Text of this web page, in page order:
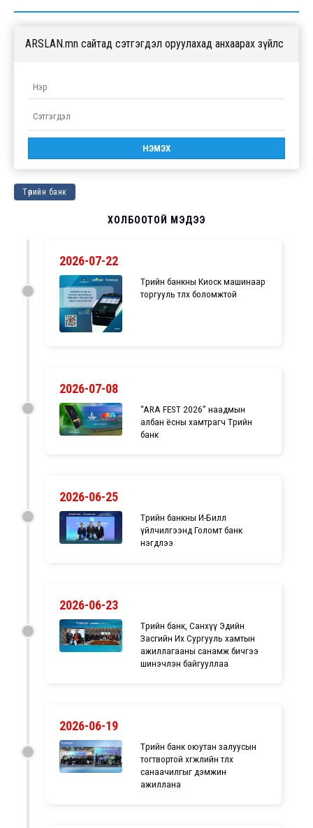
ARSLAN.mn сайтад сэтгэгдэл оруулахад анхаарах зүйлс
Төрийн банк
ХОЛБООТОЙ МЭДЭЭ
2026-07-22
Төрийн банкны Киоск машинаар
торгууль төлөх боломжтой
2026-07-08
“ARA FEST 2026” наадмын
албан ёсны хамтрагч Төрийн
банк
2026-06-25
Төрийн банкны И-Билл
үйлчилгээнд Голомт банк
нэгдлээ
2026-06-23
Төрийн банк, Санхүү Эдийн
Засгийн Их Сургууль хамтын
ажиллагааны санамж бичгээ
шинэчлэн байгууллаа
2026-06-19
Төрийн банк оюутан залуусын
тогтвортой хөгжлийн төлөөх
санаачилгыг дэмжин
ажиллана